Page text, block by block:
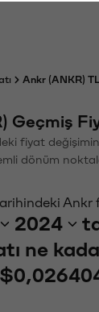
Ankr (ANKR)
Geçmiş
fiyat
dönüm
Ankr
2024
ne